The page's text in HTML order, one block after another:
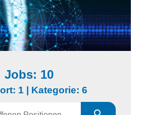
Jobs: 10
1 | Kategorie: 6